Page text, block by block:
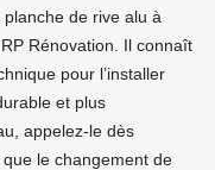
de rive alu à
Rénovation. Il connaît
pour l’installer
et plus
appelez-le dès
le changement de